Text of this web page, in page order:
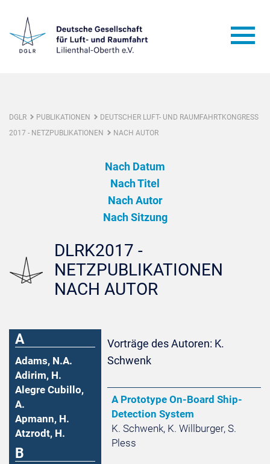
DGLR PUBLIKATIONEN
DEUTSCHER LUFT- UND RAUMFAHRTKONGRESS
2017 - NETZPUBLIKATIONEN
NACH AUTOR
Nach Datum
Nach Titel
Nach Autor
Nach Sitzung
DLRK2017 -
NETZPUBLIKATIONEN
NACH AUTOR
A
Adams, N.A.
Adirim, H.
Alegre Cubillo,
A.
Apmann, H.
Atzrodt, H.
B
Vorträge des Autoren: K.
Schwenk
A Prototype On-Board Ship-
Detection System
K. Schwenk, K. Willburger, S.
Pless